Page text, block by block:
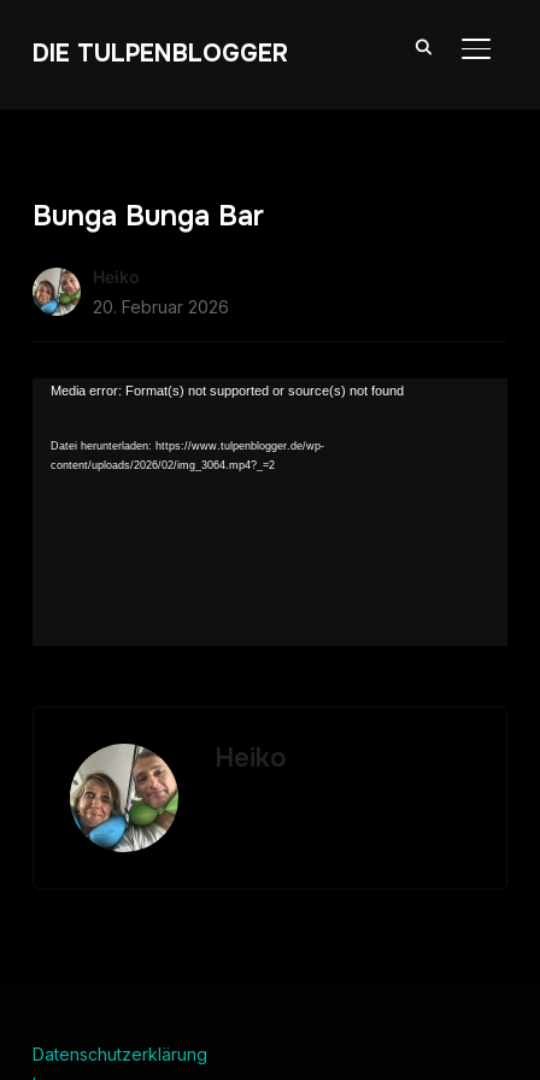
DIE TULPENBLOGGER
Bunga Bunga Bar
Heiko
20. Februar 2026
Video-
Media error: Format(s) not supported or source(s) not found
Datei herunterladen: https://www.tulpenblogger.de/wp-
content/uploads/2026/02/img_3064.mp4?_=2
Heiko
Datenschutzerklärung